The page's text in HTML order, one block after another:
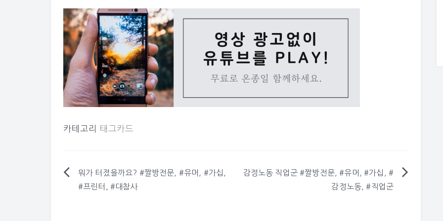
카테고리 태그카드
글
뭐가 터졌을까요? #짤방전문, #유머, #가십,
#프린터, #대참사
감정노동 직업군 #짤방전문, #유머, #가십, #
감정노동, #직업군